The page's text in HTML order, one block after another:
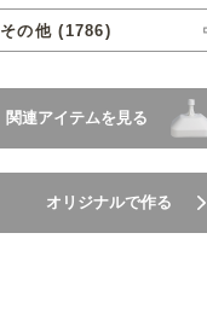
その他 (1786)
関連アイテムを見る
オリジナルで作る